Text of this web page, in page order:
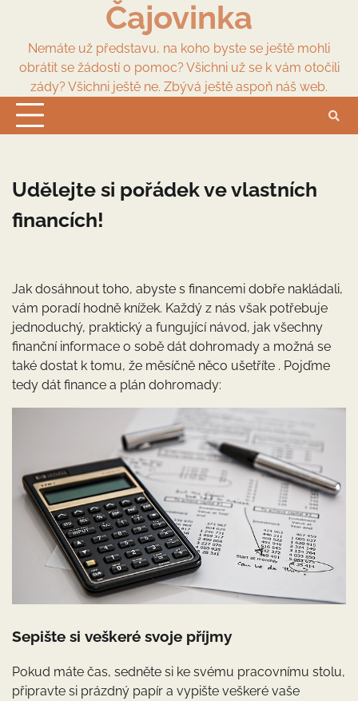
content
Čajovinka
Nemáte už představu, na koho byste se ještě mohli
obrátit se žádostí o pomoc? Všichni už se k vám otočili
zády? Všichni ještě ne. Zbývá ještě aspoň náš web.
Udělejte si pořádek ve vlastních
financích!
Jak dosáhnout toho, abyste s financemi dobře nakládali,
vám poradí hodně knížek. Každý z nás však potřebuje
jednoduchý, praktický a fungující návod, jak všechny
finanční informace o sobě dát dohromady a možná se
také dostat k tomu, že měsíčně něco ušetříte . Pojďme
tedy dát finance a plán dohromady:
Sepište si veškeré svoje příjmy
Pokud máte čas, sedněte si ke svému pracovnímu stolu,
připravte si prázdný papír a vypište veškeré vaše